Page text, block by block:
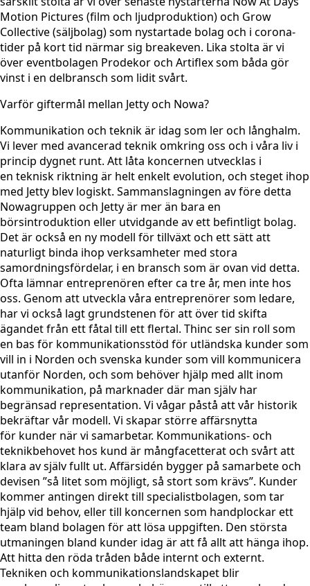
Motion Pictures (film och ljudproduktion) och Grow
Collective (säljbolag) som nystartade bolag och i corona-
tider på kort tid närmar sig breakeven. Lika stolta är vi
över eventbolagen Prodekor och Artiflex som båda gör
vinst i en delbransch som lidit svårt.
Varför giftermål mellan Jetty och Nowa?
Kommunikation och teknik är idag som ler och långhalm.
Vi lever med avancerad teknik omkring oss och i våra liv i
princip dygnet runt. Att låta koncernen utvecklas i
en teknisk riktning är helt enkelt evolution, och steget ihop
med Jetty blev logiskt. Sammanslagningen av före detta
Nowagruppen och Jetty är mer än bara en
börsintroduktion eller utvidgande av ett befintligt bolag.
Det är också en ny modell för tillväxt och ett sätt att
naturligt binda ihop verksamheter med stora
samordningsfördelar, i en bransch som är ovan vid detta.
Ofta lämnar entreprenören efter ca tre år, men inte hos
oss. Genom att utveckla våra entreprenörer som ledare,
har vi också lagt grundstenen för att över tid skifta
ägandet från ett fåtal till ett flertal. Thinc ser sin roll som
en bas för kommunikationsstöd för utländska kunder som
vill in i Norden och svenska kunder som vill kommunicera
utanför Norden, och som behöver hjälp med allt inom
kommunikation, på marknader där man själv har
begränsad representation. Vi vågar påstå att vår historik
bekräftar vår modell. Vi skapar större affärsnytta
för kunder när vi samarbetar. Kommunikations- och
teknikbehovet hos kund är mångfacetterat och svårt att
klara av själv fullt ut. Affärsidén bygger på samarbete och
devisen ”så litet som möjligt, så stort som krävs”. Kunder
kommer antingen direkt till specialistbolagen, som tar
hjälp vid behov, eller till koncernen som handplockar ett
team bland bolagen för att lösa uppgiften. Den största
utmaningen bland kunder idag är att få allt att hänga ihop.
Att hitta den röda tråden både internt och externt.
Tekniken och kommunikationslandskapet blir